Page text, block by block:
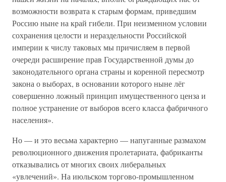
возможности возврата к старым формам, приведшим
Россию ныне на край гибели. При неизменном условии
сохранения целости и нераздельности Российской
империи к числу таковых мы причисляем в первой
очереди расширение прав Государственной думы до
законодательного органа страны и коренной пересмотр
закона о выборах, в основании которого ныне лёг
совершенно ложный принцип имущественного ценза и
полное устранение от выборов всего класса фабричного
населения».
Но — и это весьма характерно — напуганные размахом
революционного движения пролетариата, фабриканты
отказывались от многих своих либеральных
«увлечений». На июльском торгово-промышленном